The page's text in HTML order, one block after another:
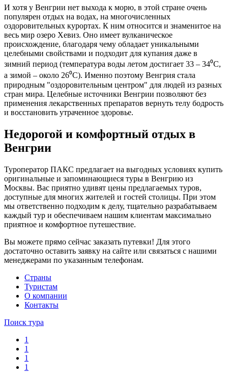
И хотя у Венгрии нет выхода к морю, в этой стране очень
популярен отдых на водах, на многочисленных
оздоровительных курортах. К ним относится и знаменитое на
весь мир озеро Хевиз. Оно имеет вулканическое
происхождение, благодаря чему обладает уникальными
целебными свойствами и подходит для купания даже в
зимний период (температура воды летом достигает 33 – 34⁰C,
а зимой – около 26⁰C). Именно поэтому Венгрия стала
природным "оздоровительным центром" для людей из разных
стран мира. Целебные источники Венгрии позволяют без
применения лекарственных препаратов вернуть телу бодрость
и восстановить утраченное здоровье.
Недорогой и комфортный отдых в
Венгрии
Туроператор ПАКС предлагает на выгодных условиях купить
оригинальные и запоминающиеся туры в Венгрию из
Москвы. Вас приятно удивят цены предлагаемых туров,
доступные для многих жителей и гостей столицы. При этом
мы ответственно подходим к делу, тщательно разрабатываем
каждый тур и обеспечиваем нашим клиентам максимально
приятное и комфортное путешествие.
Вы можете прямо сейчас заказать путевки! Для этого
достаточно оставить заявку на сайте или связаться с нашими
менеджерами по указанным телефонам.
Cтраны
Туристам
О компании
Контакты
Поиск тура
1
1
1
1